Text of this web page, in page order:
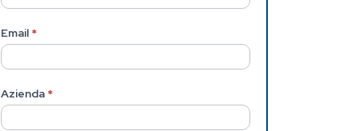
Email *
Azienda *